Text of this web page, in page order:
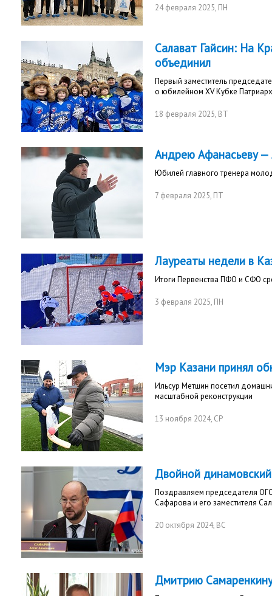
24 февраля 2025, ПН
Салават Гайсин: На
объединил
Первый заместитель
о юбилейном XV Кубке
18 февраля 2025, ВТ
Андрею Афанасьеву —
Юбилей главного тренера
7 февраля 2025, ПТ
Лауреаты недели в
Итоги Первенства ПФО и СФО
3 февраля 2025, ПН
Мэр Казани принял
Ильсур Метшин посетил
масштабной реконструкции
13 ноября 2024, СР
Двойной
Поздравляем председателя
Сафарова и его заместителя
20 октября 2024, ВС
Дмитрию